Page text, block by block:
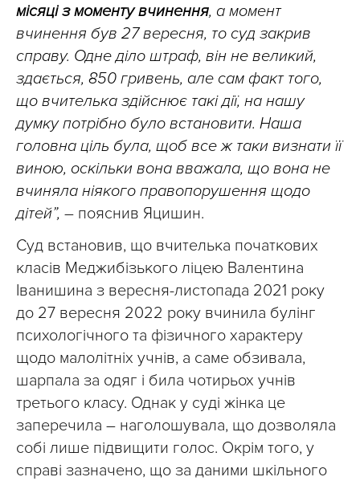
місяці з моменту вчинення, а момент
вчинення був 27 вересня, то суд закрив
справу. Одне діло штраф, він не великий,
здається, 850 гривень, але сам факт того,
що вчителька здійснює такі дії, на нашу
думку потрібно було встановити. Наша
головна ціль була, щоб все ж таки визнати її
виною, оскільки вона вважала, що вона не
вчиняла ніякого правопорушення щодо
дітей”, – пояснив Яцишин.
Суд встановив, що вчителька початкових
класів Меджибізького ліцею Валентина
Іванишина з вересня-листопада 2021 року
до 27 вересня 2022 року вчинила булінг
психологічного та фізичного характеру
щодо малолітніх учнів, а саме обзивала,
шарпала за одяг і била чотирьох учнів
третього класу. Однак у суді жінка це
заперечила – наголошувала, що дозволяла
собі лише підвищити голос. Окрім того, у
справі зазначено, що за даними шкільного